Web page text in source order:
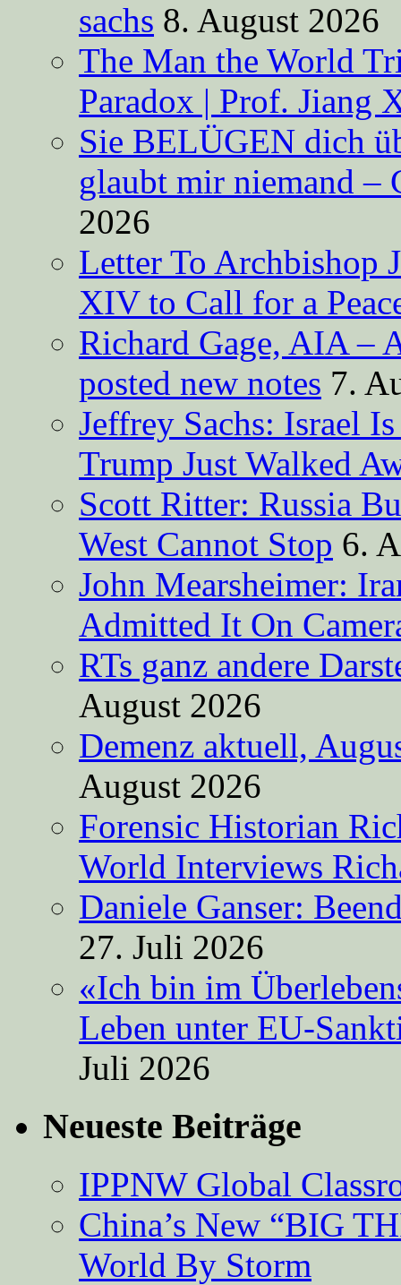
sachs 8. August 2026
The Man the World
Paradox | Prof. Jiang
Sie BELÜGEN dich
glaubt mir niemand –
2026
Letter To Archbishop
XIV to Call for a
Richard Gage, AIA –
posted new notes 7.
Jeffrey Sachs: Israel
Trump Just Walked
Scott Ritter: Russia
West Cannot Stop 6.
John Mearsheimer:
Admitted It On
RTs ganz andere
August 2026
Demenz aktuell,
August 2026
Forensic Historian
World Interviews
Daniele Ganser:
27. Juli 2026
«Ich bin im
Leben unter EU-
Juli 2026
Neueste Beiträge
IPPNW Global
China’s New “BIG
World By Storm